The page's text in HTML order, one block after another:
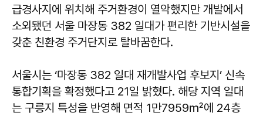
급경사지에 위치해 주거환경이 열악했지만 개발에서
소외됐던 서울 마장동 382 일대가 편리한 기반시설을
갖춘 친환경 주거단지로 탈바꿈한다.
서울시는 ‘마장동 382 일대 재개발사업 후보지’ 신속
통합기획을 확정했다고 21일 밝혔다. 해당 지역 일대
는 구릉지 특성을 반영해 면적 1만7959㎡에 24층